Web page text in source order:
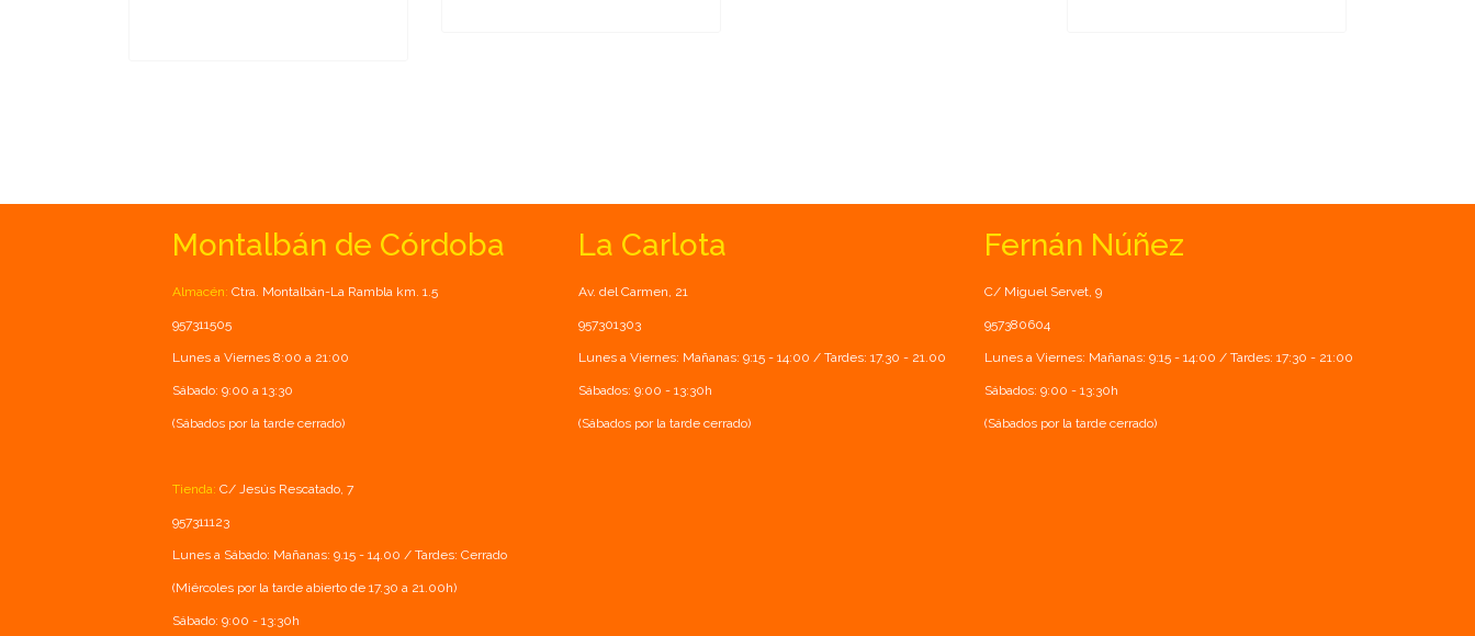
Montalbán de Córdoba
Almacén: Ctra. Montalbán-La Rambla km. 1.5
957311505
Lunes a Viernes 8:00 a 21:00
Sábado: 9:00 a 13:30
(Sábados por la tarde cerrado)
Tienda: C/ Jesús Rescatado, 7
957311123
Lunes a Sábado: Mañanas: 9.15 - 14.00 / Tardes: Cerrado
(Miércoles por la tarde abierto de 17.30 a 21.00h)
Sábado: 9:00 - 13:30h
La Carlota
Av. del Carmen, 21
957301303
Lunes a Viernes: Mañanas: 9:15 - 14:00 / Tardes: 17.30 - 21.00
Sábados: 9:00 - 13:30h
(Sábados por la tarde cerrado)
Fernán Núñez
C/ Miguel Servet, 9
957380604
Lunes a Viernes: Mañanas: 9:15 - 14:00 / Tardes: 17:30 - 21:00
Sábados: 9:00 - 13:30h
(Sábados por la tarde cerrado)